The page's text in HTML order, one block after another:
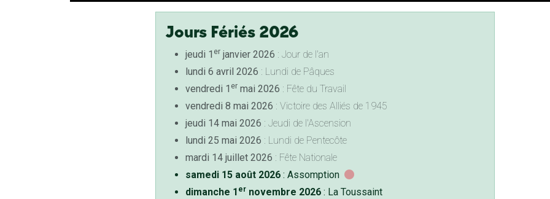
Jours Fériés 2026
jeudi 1 erjanvier 2026 : Jour de l'an
lundi 6 avril 2026 : Lundi de Pâques
vendredi 1 ermai 2026 : Fête du Travail
vendredi 8 mai 2026 : Victoire des Alliés de 1945
jeudi 14 mai 2026 : Jeudi de l'Ascension
lundi 25 mai 2026 : Lundi de Pentecôte
mardi 14 juillet 2026 : Fête Nationale
samedi 15 août 2026: Assomption
dimanche 1 ernovembre 2026: La Toussaint